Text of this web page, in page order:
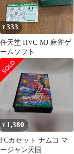
¥333
任天堂 HVC-MJ 麻雀ゲ
ームソフト
¥ 1,380
FCカセット ナムコ マ
ージャン天国